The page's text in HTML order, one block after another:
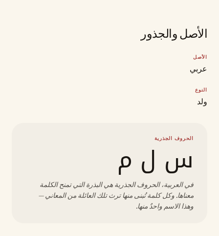
الأصل والجذور
الأصل
عربي
النوع
ولد
الحروف الجذرية
س ل م
في العربية، الحروف الجذرية هي البذرة التي تمنح الكلمة
معناها. وكل كلمة تُبنى منها ترث تلك العائلة من المعاني —
وهذا الاسم واحدٌ منها.